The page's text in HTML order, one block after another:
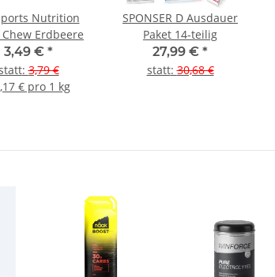
Nutrition
Ultra Chew Erdbeere
3,49 € *
:3,79 €
€ pro 1 kg
SPONSER D Ausdauer
Paket 14-teilig
27,99 € *
statt:30,68 €